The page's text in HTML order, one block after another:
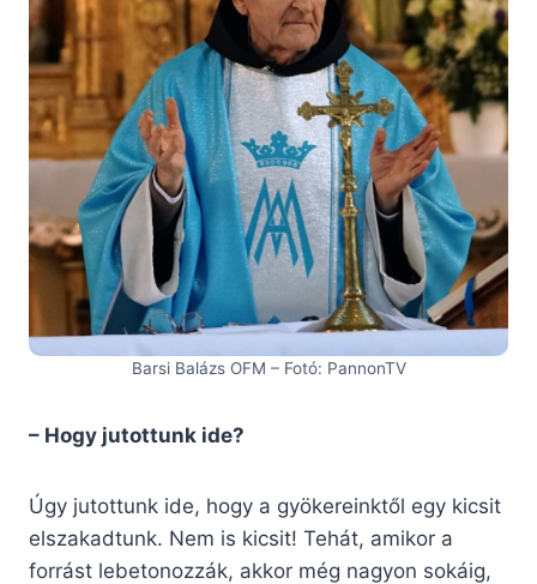
Barsi Balázs OFM – Fotó: PannonTV
– Hogy jutottunk ide?
Úgy jutottunk ide, hogy a gyökereinktől egy kicsit
elszakadtunk. Nem is kicsit! Tehát, amikor a
forrást lebetonozzák, akkor még nagyon sokáig,